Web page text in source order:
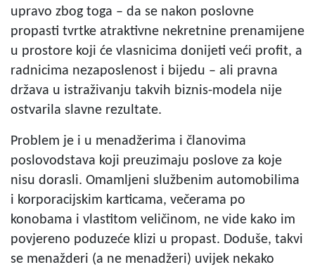
upravo zbog toga – da se nakon poslovne
propasti tvrtke atraktivne nekretnine prenamijene
u prostore koji će vlasnicima donijeti veći profit, a
radnicima nezaposlenost i bijedu – ali pravna
država u istraživanju takvih biznis-modela nije
ostvarila slavne rezultate.
Problem je i u menadžerima i članovima
poslovodstava koji preuzimaju poslove za koje
nisu dorasli. Omamljeni službenim automobilima
i korporacijskim karticama, večerama po
konobama i vlastitom veličinom, ne vide kako im
povjereno poduzeće klizi u propast. Doduše, takvi
se menažderi (a ne menadžeri) uvijek nekako